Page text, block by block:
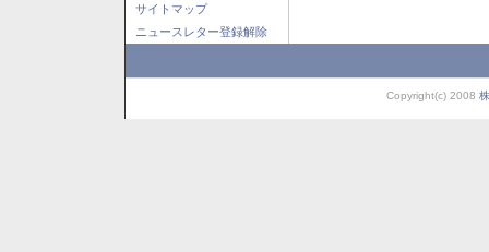
サイトマップ
ニュースレター登録解除
Copyright(c) 2008